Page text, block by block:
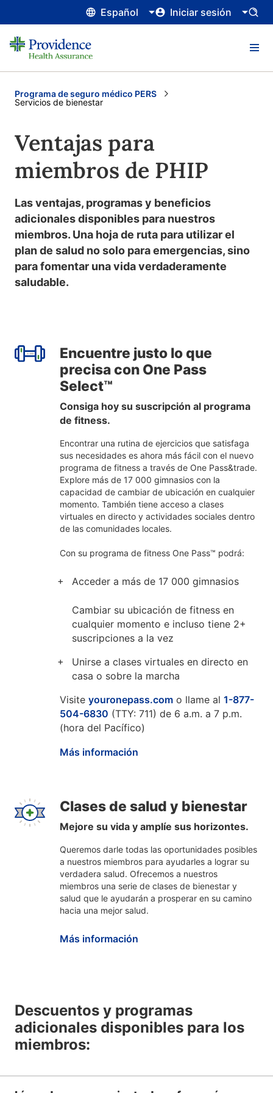
Español Iniciar sesión
Programa de seguro médico PERS
Current:
Servicios de bienestar
Ventajas para
miembros de PHIP
Las ventajas, programas y beneficios
adicionales disponibles para nuestros
miembros. Una hoja de ruta para utilizar el
plan de salud no solo para emergencias, sino
para fomentar una vida verdaderamente
saludable.
Encuentre justo lo que
precisa con One Pass
Select™
Consiga hoy su suscripción al programa
de fitness.
Encontrar una rutina de ejercicios que satisfaga
sus necesidades es ahora más fácil con el nuevo
programa de fitness a través de One Pass&trade.
Explore más de 17 000 gimnasios con la
capacidad de cambiar de ubicación en cualquier
momento. También tiene acceso a clases
virtuales en directo y actividades sociales dentro
de las comunidades locales.
Con su programa de fitness One Pass™ podrá:
Acceder a más de 17 000 gimnasios
Cambiar su ubicación de fitness en
cualquier momento e incluso tiene 2+
suscripciones a la vez
Unirse a clases virtuales en directo en
casa o sobre la marcha
Visite youronepass.com o llame al 1-877-
504-6830 (TTY: 711) de 6 a.m. a 7 p.m.
(hora del Pacífico)
Más información
Clases de salud y bienestar
Mejore su vida y amplíe sus horizontes.
Queremos darle todas las oportunidades posibles
a nuestros miembros para ayudarles a lograr su
verdadera salud. Ofrecemos a nuestros
miembros una serie de clases de bienestar y
salud que le ayudarán a prosperar en su camino
hacia una mejor salud.
Más información
Descuentos y programas
adicionales disponibles para los
miembros: